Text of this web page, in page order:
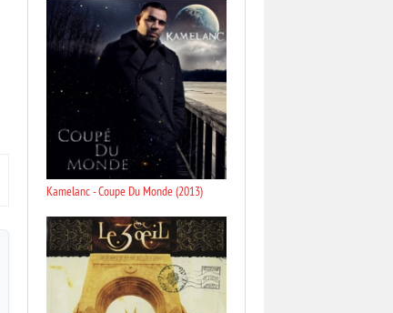
Kamelanc - Coupe Du Monde (2013)